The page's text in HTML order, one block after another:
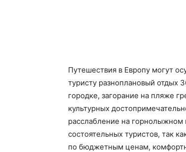
Путешествия в Европу могут
туристу разноплановый отдых
городке, загорание на пляже
культурных
расслабление на горнолыжном
состоятельных туристов, так
по бюджетным ценам,